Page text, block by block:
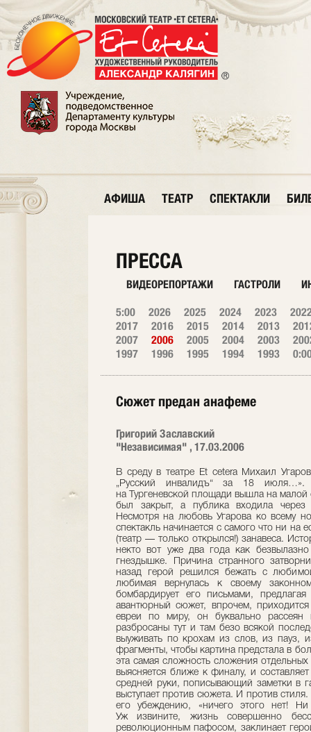
АФИША ТЕАТР СПЕКТАКЛИ
ПРЕССА
ВИДЕОРЕПОРТАЖИ ГАСТРОЛИ
5:00 2026 2025 2024 2023
2017
2016 2015 2014 2013
2007
2006 2005 2004 2003
1997
1996 1995 1994 1993
Сюжет предан анафеме
Григорий Заславский
"Независимая" , 17.03.2006
В среду в театре Et cetera Михаил
„Русский инвалидъ“ за 18
на Тургеневской площади вышла на малой
был закрыт, а публика входила
Несмотря на любовь Угарова ко всему
спектакль начинается с самого что ни на
(театр — только открылся!) занавеса.
некто вот уже два года как
гнездышке. Причина странного
назад герой решился бежать с
любимая вернулась к своему
бомбардирует его письмами,
авантюрный сюжет, впрочем,
евреи по миру, он буквально рассеян
разбросаны тут и там безо всякой
выуживать по крохам из слов, из пауз,
фрагменты, чтобы картина предстала в
эта самая сложность сложения
выясняется ближе к финалу, и
средней руки, пописывающий заметки в
выступает против сюжета. И против
его убеждению, «ничего этого нет!
Уж извините, жизнь совершенно
революционным пафосом, заклинает